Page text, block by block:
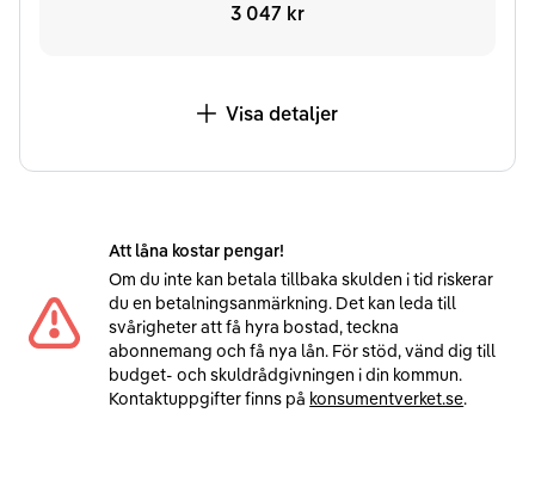
3 047 kr
Visa detaljer
Att låna kostar pengar!
Om du inte kan betala tillbaka skulden i tid riskerar
du en betalningsanmärkning. Det kan leda till
svårigheter att få hyra bostad, teckna
abonnemang och få nya lån. För stöd, vänd dig till
budget- och skuldrådgivningen i din kommun.
Kontaktuppgifter finns på konsumentverket.se.